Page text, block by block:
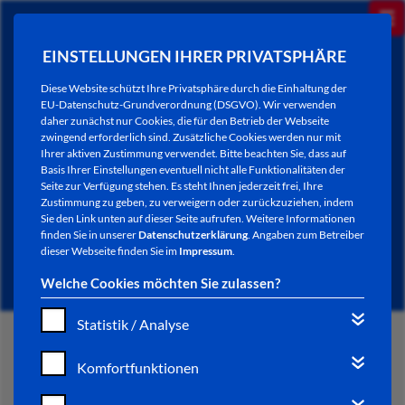
EINSTELLUNGEN IHRER PRIVATSPHÄRE
Diese Website schützt Ihre Privatsphäre durch die Einhaltung der
EU-Datenschutz-Grundverordnung (DSGVO). Wir verwenden
daher zunächst nur Cookies, die für den Betrieb der Webseite
zwingend erforderlich sind. Zusätzliche Cookies werden nur mit
Ihrer aktiven Zustimmung verwendet. Bitte beachten Sie, dass auf
Basis Ihrer Einstellungen eventuell nicht alle Funktionalitäten der
Seite zur Verfügung stehen. Es steht Ihnen jederzeit frei, Ihre
Zustimmung zu geben, zu verweigern oder zurückzuziehen, indem
Sie den Link unten auf dieser Seite aufrufen. Weitere Informationen
finden Sie in unsererDatenschutzerklärung. Angaben zum Betreiber
dieser Webseite finden Sie im Impressum.
Welche Cookies möchten Sie zulassen?
Statistik / Analyse
Komfortfunktionen
AKTUELLES
START